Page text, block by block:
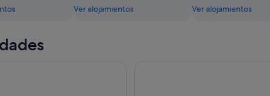
Ver alojamientos
Ver alojamientos